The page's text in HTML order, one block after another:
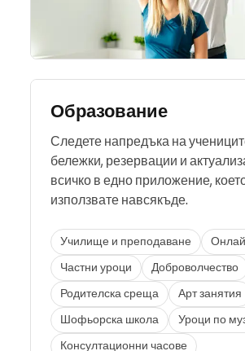
Образование
Следете напредъка на
бележки, резервации и
всичко в едно приложение,
използвате навсякъде.
Училище и преподаване
Частни уроци
Доброволчество
Родителска среща
Арт занятия
Шофьорска школа
Уроци по
Консултационни часове